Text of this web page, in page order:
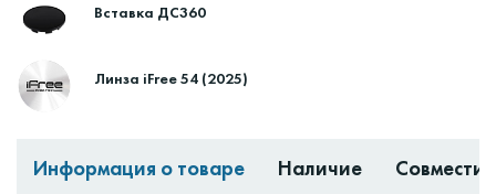
Вставка ДС360
Линза iFree 54 (2025)
Информация о товаре Наличие